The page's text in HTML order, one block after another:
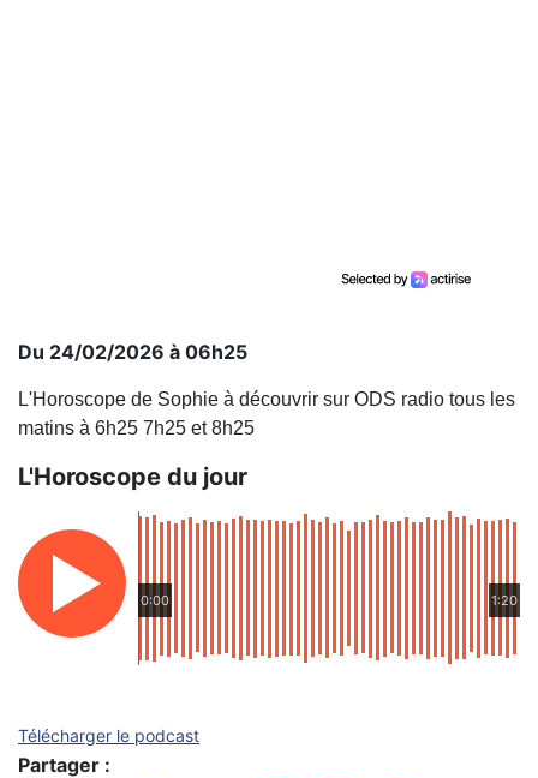
Du 24/02/2026 à 06h25
L'Horoscope de Sophie à découvrir sur ODS radio tous les
matins à 6h25 7h25 et 8h25
L'Horoscope du jour
0:00 1:20
Télécharger le podcast
Partager :